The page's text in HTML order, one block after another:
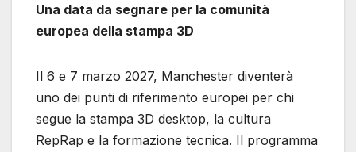
Una data da segnare per la comunità
europea della stampa 3D
Il 6 e 7 marzo 2027, Manchester diventerà
uno dei punti di riferimento europei per chi
segue la stampa 3D desktop, la cultura
RepRap e la formazione tecnica. Il programma